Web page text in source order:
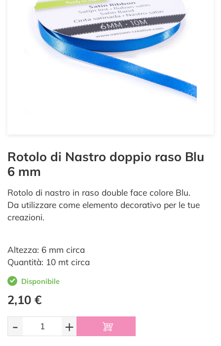
Rotolo di Nastro doppio raso Blu
6 mm
Rotolo di nastro in raso double face colore Blu.
Da utilizzare come elemento decorativo per le tue
creazioni.
Altezza: 6 mm circa
Quantità: 10 mt circa
Disponibile
2,10 €
- +